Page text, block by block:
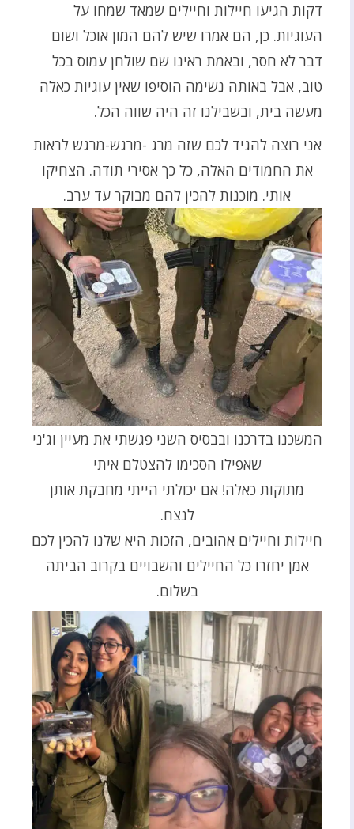
דקות הגיעו חיילות וחיילים שמאד שמחו על
העוגיות. כן, הם אמרו שיש להם המון אוכל ושום
דבר לא חסר, ובאמת ראינו שם שולחן עמוס בכל
טוב, אבל באותה נשימה הוסיפו שאין עוגיות כאלה
מעשה בית, ובשבילנו זה היה שווה הכל.
אני רוצה להגיד לכם שזה מרג -מרגש-מרגש לראות
את החמודים האלה, כל כך אסירי תודה. הצחיקו
אותי. מוכנות להכין להם מבוקר עד ערב.
המשכנו בדרכנו ובבסיס השני פגשתי את מעיין וג'ני
שאפילו הסכימו להצטלם איתי
מתוקות כאלה! אם יכולתי הייתי מחבקת אותן
לנצח.
חיילות וחיילים אהובים, הזכות היא שלנו להכין לכם
אמן יחזרו כל החיילים והשבויים בקרוב הביתה
בשלום.